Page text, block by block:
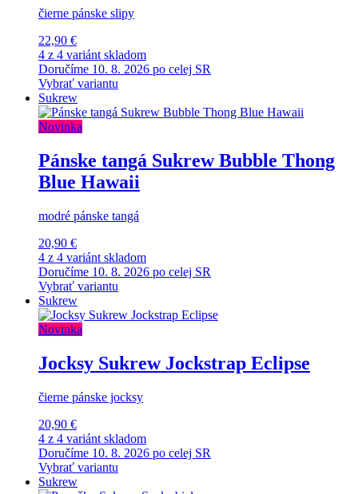
čierne pánske slipy
22,90 €
4 z 4 variánt skladom
Doručíme 10. 8. 2026 po celej SR
Vybrať variantu
Sukrew
Novinka
Pánske tangá Sukrew Bubble Thong
Blue Hawaii
modré pánske tangá
20,90 €
4 z 4 variánt skladom
Doručíme 10. 8. 2026 po celej SR
Vybrať variantu
Sukrew
Novinka
Jocksy Sukrew Jockstrap Eclipse
čierne pánske jocksy
20,90 €
4 z 4 variánt skladom
Doručíme 10. 8. 2026 po celej SR
Vybrať variantu
Sukrew